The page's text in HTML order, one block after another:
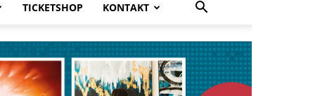
TICKETSHOP KONTAKT